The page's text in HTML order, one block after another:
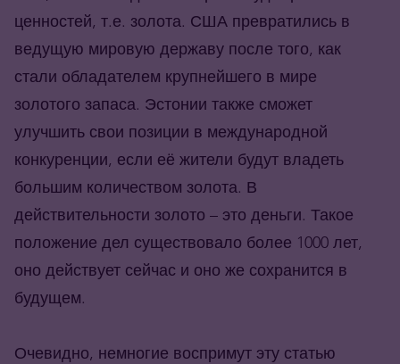
ценностей, т.е. золота. США превратились в
ведущую мировую державу после того, как
стали обладателем крупнейшего в мире
золотого запаса. Эстонии также сможет
улучшить свои позиции в международной
конкуренции, если её жители будут владеть
большим количеством золота. В
действительности золото – это деньги. Такое
положение дел существовало более 1000 лет,
оно действует сейчас и оно же сохранится в
будущем.
Очевидно, немногие воспримут эту статью